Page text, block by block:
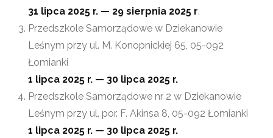
31 lipca 2025 r. — 29 sierpnia 2025 r.
Przedszkole Samorządowe w Dziekanowie
Leśnym przy ul. M. Konopnickiej 65, 05-092
Łomianki
1 lipca 2025 r. — 30 lipca 2025 r.
Przedszkole Samorządowe nr 2 w Dziekanowie
Leśnym przy ul. por. F. Akinsa 8, 05-092 Łomianki
1 lipca 2025 r. — 30 lipca 2025 r.